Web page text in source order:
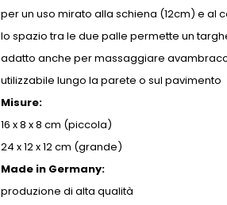
per un uso mirato alla schiena (12cm) e al
lo spazio tra le due palle permette un
adatto anche per massaggiare
utilizzabile lungo la parete o sul pavimento
Misure:
16 x 8 x 8 cm (piccola)
24 x 12 x 12 cm (grande)
Made in Germany:
produzione di alta qualità